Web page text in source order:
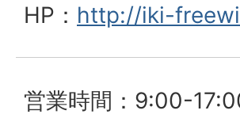
HP： http://iki-
営業時間：9:00-